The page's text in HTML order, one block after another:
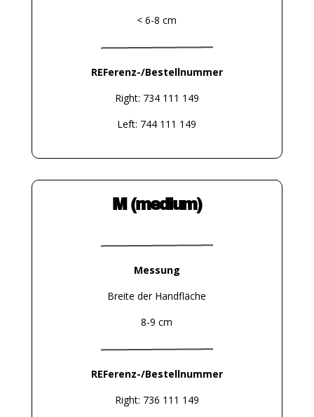
< 6-8 cm
REFerenz-/Bestellnummer
Right: 734 111 149
Left: 744 111 149
M (medium)
Messung
Breite der Handfläche
8-9 cm
REFerenz-/Bestellnummer
Right: 736 111 149